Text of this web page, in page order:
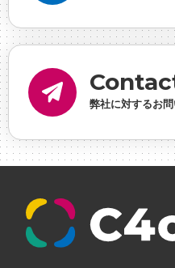
#休業日
らん
#健康企業宣言
理・ゲームPM
#勉強会
に理解した
#採用
#採用向け #新
ュー
#福利厚生
プロジェクト・サービス
弊社に対するお